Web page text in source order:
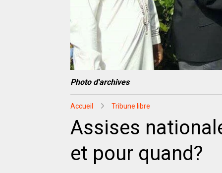
Photo d'archives
Accueil Tribune libre
Assises
et pour quand?